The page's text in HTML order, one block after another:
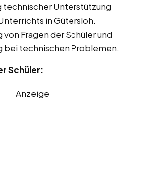
technischer Unterstützung
in Gütersloh.
Fragen der Schüler und
bei technischen Problemen.
Schüler:
Anzeige